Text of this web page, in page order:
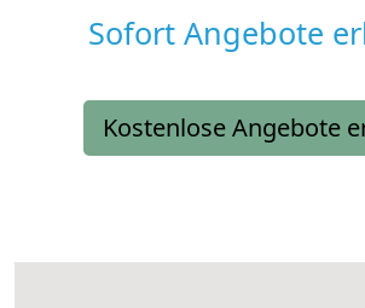
Sofort Angebote
Kostenlose Angebote